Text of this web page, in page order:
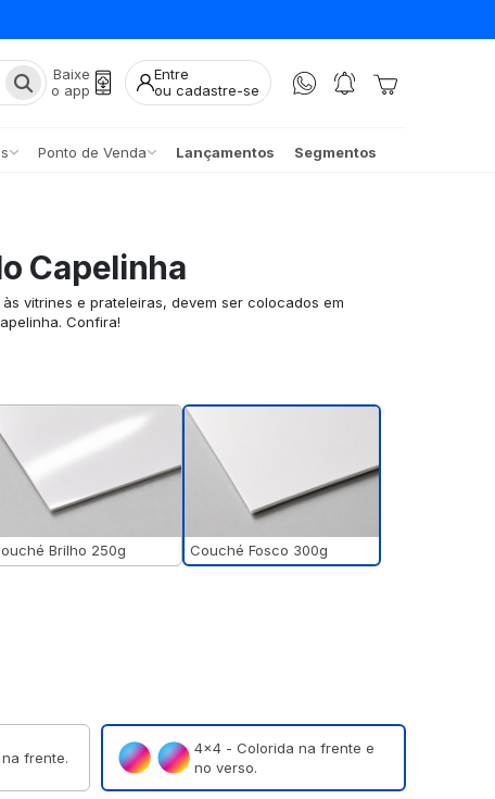
Baixe
o app
Entre
ou cadastre-se
Ponto de Venda Lançamentos Segmentos
Capelinha
vitrines e prateleiras, devem ser colocados em
Confira!
Brilho 250g Couché Fosco 300g
frente.
4×4 - Colorida na frente e
no verso.